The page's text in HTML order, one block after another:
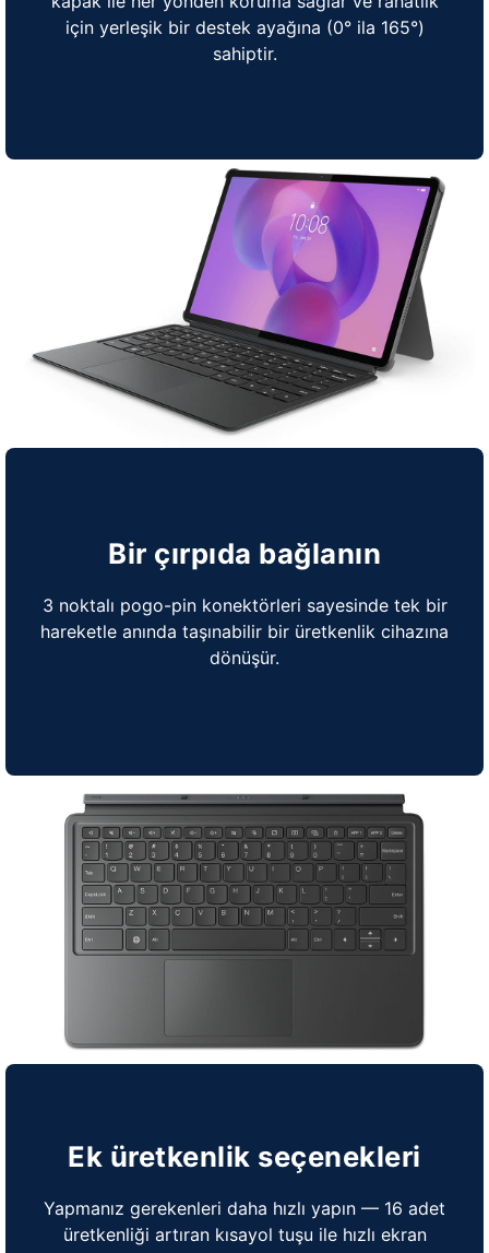
için yerleşik bir destek ayağına (0° ila 165°)
sahiptir.
Bir çırpıda bağlanın
3 noktalı pogo-pin konektörleri sayesinde tek bir
hareketle anında taşınabilir bir üretkenlik cihazına
dönüşür.
Ek üretkenlik seçenekleri
Yapmanız gerekenleri daha hızlı yapın — 16 adet
üretkenliği artıran kısayol tuşu ile hızlı ekran